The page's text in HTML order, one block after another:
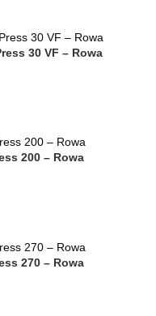
30 VF – Rowa
200 – Rowa
270 – Rowa